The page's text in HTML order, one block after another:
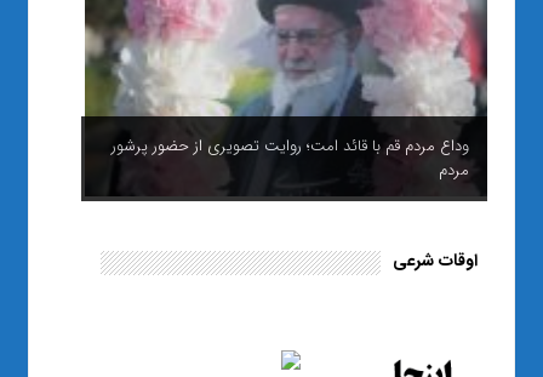
وداع مردم قم با قائد امت؛ روایت تصویری از حضور پرشور
مردم
اوقات شرعی